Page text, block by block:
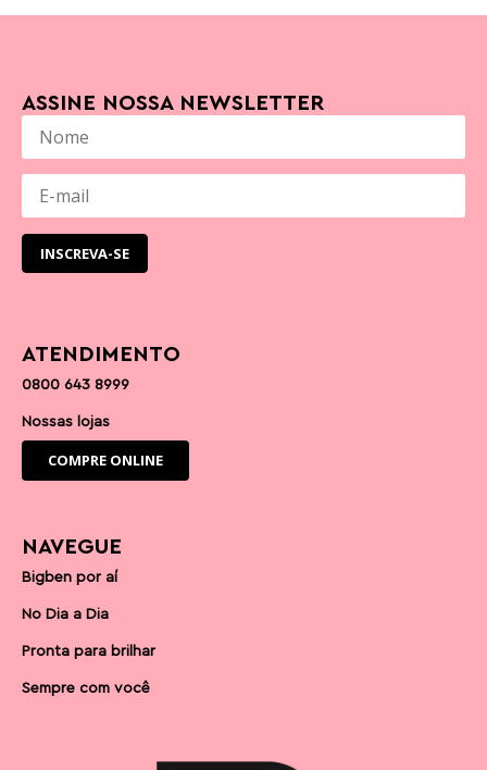
NAVEGUE
Bigben por aí
No Dia a Dia
Pronta para brilhar
Sempre com você
ATENDIMENTO
0800 643 8999
Nossas lojas
COMPRE ONLINE
ASSINE NOSSA NEWSLETTER